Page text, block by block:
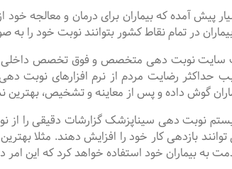
پیش آمده که بیماران برای درمان و معالجه
در تمام نقاط کشور بتوانند نوبت خود را
سایت نوبت دهی متخصص و فوق تخصص داخلی در
حداکثر رضایت مردم از نرم افزارهای
گوش داده و پس از معاینه و تشخیص، بهترین
نوبت دهی سیناپزشک گزارشات دقیقی را از
بازدهی کار خود را افزایش دهند. مثلا
به بیماران خود استفاده خواهد کرد که این